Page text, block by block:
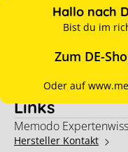
Links
Memodo
Hersteller Kontakt
Downloads
Videos
Hallo nach
Bist du im
Zum DE-
Oder auf